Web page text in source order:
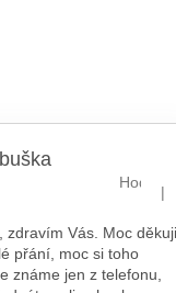
|
zdravím Vás. Moc děkuji
přání, moc si toho
známe jen z telefonu,